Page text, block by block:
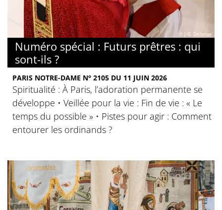
© J-B. Delerue
Numéro spécial : Futurs prêtres : qui
sont-ils ?
PARIS NOTRE-DAME N° 2105 DU 11 JUIN 2026
Spiritualité : À Paris, l’adoration permanente se
développe • Veillée pour la vie : Fin de vie : « Le
temps du possible » • Pistes pour agir : Comment
entourer les ordinands ?